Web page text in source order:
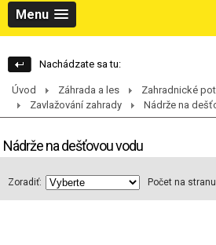
Menu
Nachádzate sa tu:
Úvod Záhrada a les
Zahradnické
Zavlažování zahrady
Nádrže na
Nádrže na dešťovou vodu
Zoradiť: Počet na